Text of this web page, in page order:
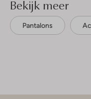
Bekijk meer
Pantalons